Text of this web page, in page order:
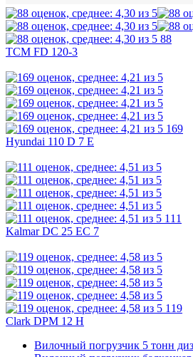
88
TCM FD 120-3
169
Hyundai 110 D 7 E
111
Kalmar DC 25 EC 7
119
Clark DPM 12 H
Вилочный погрузчик 5 тонн